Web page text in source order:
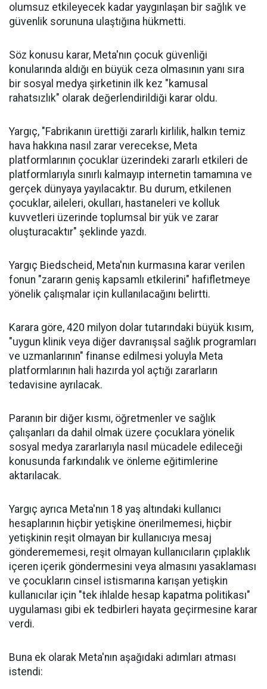
olumsuz etkileyecek kadar yaygınlaşan bir sağlık ve
güvenlik sorununa ulaştığına hükmetti.
Söz konusu karar, Meta'nın çocuk güvenliği
konularında aldığı en büyük ceza olmasının yanı sıra
bir sosyal medya şirketinin ilk kez "kamusal
rahatsızlık" olarak değerlendirildiği karar oldu.
Yargıç, "Fabrikanın ürettiği zararlı kirlilik, halkın temiz
hava hakkına nasıl zarar verecekse, Meta
platformlarının çocuklar üzerindeki zararlı etkileri de
platformlarıyla sınırlı kalmayıp internetin tamamına ve
gerçek dünyaya yayılacaktır. Bu durum, etkilenen
çocuklar, aileleri, okulları, hastaneleri ve kolluk
kuvvetleri üzerinde toplumsal bir yük ve zarar
oluşturacaktır" şeklinde yazdı.
Yargıç Biedscheid, Meta'nın kurmasına karar verilen
fonun "zararın geniş kapsamlı etkilerini" hafifletmeye
yönelik çalışmalar için kullanılacağını belirtti.
Karara göre, 420 milyon dolar tutarındaki büyük kısım,
"uygun klinik veya diğer davranışsal sağlık programları
ve uzmanlarının" finanse edilmesi yoluyla Meta
platformlarının hali hazırda yol açtığı zararların
tedavisine ayrılacak.
Paranın bir diğer kısmı, öğretmenler ve sağlık
çalışanları da dahil olmak üzere çocuklara yönelik
sosyal medya zararlarıyla nasıl mücadele edileceği
konusunda farkındalık ve önleme eğitimlerine
aktarılacak.
Yargıç ayrıca Meta'nın 18 yaş altındaki kullanıcı
hesaplarının hiçbir yetişkine önerilmemesi, hiçbir
yetişkinin reşit olmayan bir kullanıcıya mesaj
gönderememesi, reşit olmayan kullanıcıların çıplaklık
içeren içerik göndermesini veya almasını yasaklaması
ve çocukların cinsel istismarına karışan yetişkin
kullanıcılar için "tek ihlalde hesap kapatma politikası"
uygulaması gibi ek tedbirleri hayata geçirmesine karar
verdi.
Buna ek olarak Meta'nın aşağıdaki adımları atması
istendi: